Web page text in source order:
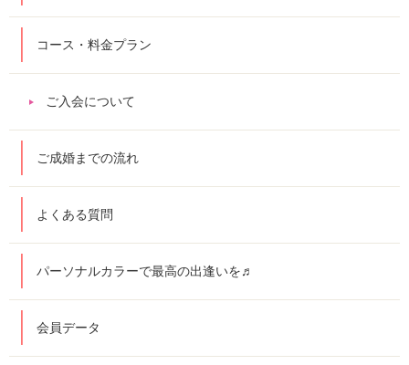
コース・料金プラン
ご入会について
ご成婚までの流れ
よくある質問
パーソナルカラーで最高の出逢いを♬
会員データ